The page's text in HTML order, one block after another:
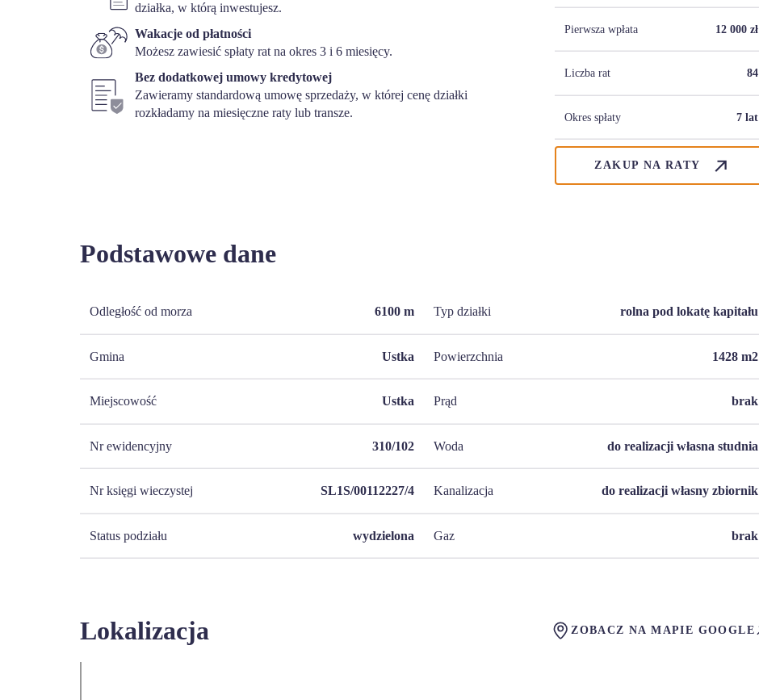
działka, w którą inwestujesz.
Wakacje od płatności
Możesz zawiesić spłaty rat na okres 3 i 6 miesięcy.
Bez dodatkowej umowy kredytowej
Zawieramy standardową umowę sprzedaży, w której cenę działki
rozkładamy na miesięczne raty lub transze.
Pierwsza wpłata 12 000 zł
Liczba rat 84
Okres spłaty 7 lat
ZAKUP NA RATY
Podstawowe dane
Odległość od morza 6100 m
Gmina Ustka
Miejscowość Ustka
Nr ewidencyjny 310/102
Nr księgi wieczystej SL1S/00112227/4
Status podziału wydzielona
Typ działki rolna pod lokatę kapitału
Powierzchnia 1428 m2
Prąd brak
Woda do realizacji własna studnia
Kanalizacja do realizacji własny zbiornik
Gaz brak
Lokalizacja ZOBACZ NA MAPIE GOOGLE